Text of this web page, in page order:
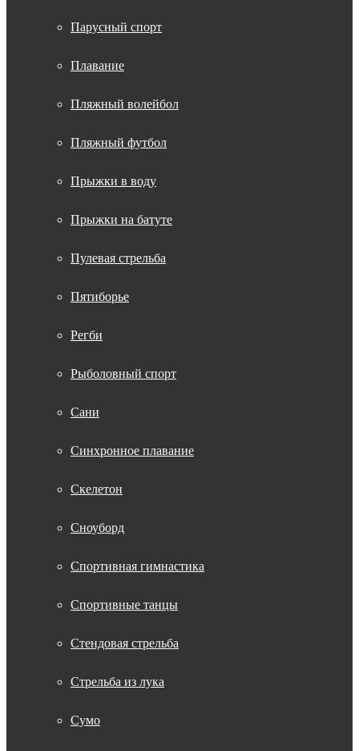
Парусный спорт
Плавание
Пляжный волейбол
Пляжный футбол
Прыжки в воду
Прыжки на батуте
Пулевая стрельба
Пятиборье
Регби
Рыболовный спорт
Сани
Синхронное плавание
Скелетон
Сноуборд
Спортивная гимнастика
Спортивные танцы
Стендовая стрельба
Стрельба из лука
Сумо